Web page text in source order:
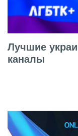
Лучшие
каналы